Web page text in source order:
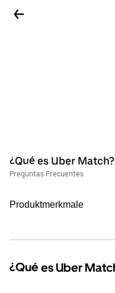
¿Qué es Uber Match?
Preguntas Frecuentes
Produktmerkmale
¿Qué es Uber